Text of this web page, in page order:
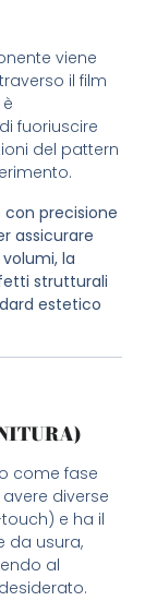
viene
il film
fuoriuscire
del pattern
con precisione
assicurare
la
strutturali
estetico
come fase
diverse
e ha il
da usura,
al